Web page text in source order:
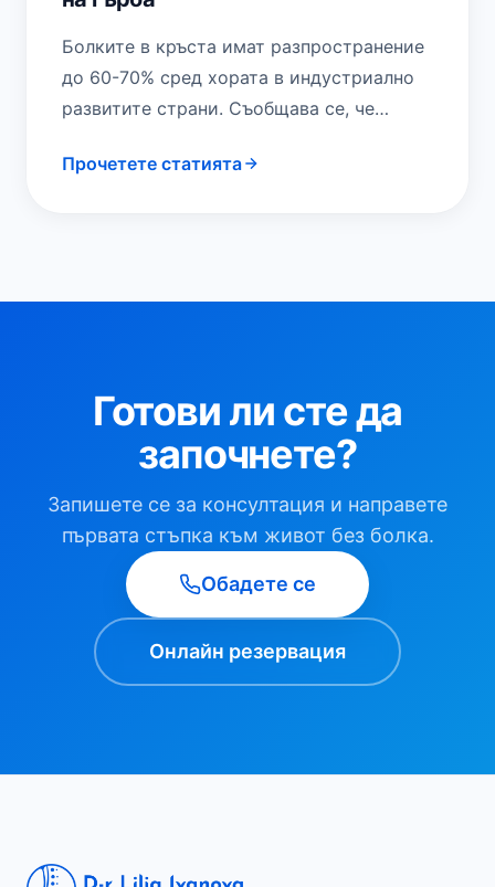
Болките в кръста имат разпространение
до 60-70% сред хората в индустриално
развитите страни. Съобщава се, че
честият източник на механична болка…
Прочетете статията
Готови ли сте да
започнете?
Запишете се за консултация и направете
първата стъпка към живот без болка.
Обадете се
Онлайн резервация